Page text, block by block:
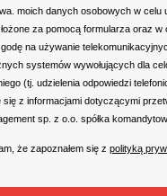
moich danych osobowych w celu
za pomocą formularza oraz w
na używanie
systemów wywołujących dla
(tj. udzielenia odpowiedzi
się z informacjami dotyczącymi
sp. z o.o. spółka
że zapoznałem się z polityką